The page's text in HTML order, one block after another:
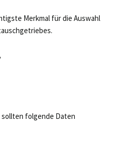
Merkmal für die Auswahl
sollten folgende Daten